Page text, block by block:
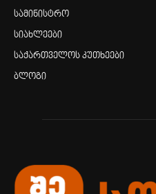
სამინისტრო
სიახლეები
საქართველოს კუთხეები
ბლოგი